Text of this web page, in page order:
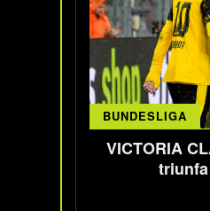
BUNDESLIGA
VICTORIA